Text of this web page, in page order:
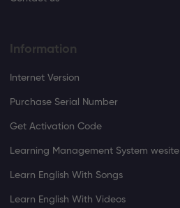
Information
Internet Version
Purchase Serial Number
Get Activation Code
Learning Management System wesite
Learn English With Songs
Learn English With Videos